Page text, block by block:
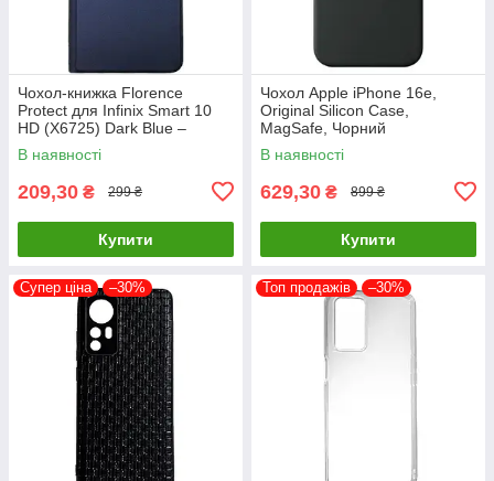
Чохол-книжка Florence
Protect для Infinix Smart 10
HD (X6725) Dark Blue –
стильний та надійний захист
смартфона з магнітно
В наявності
209,30 ₴ 299 ₴
Купити
Чохол Apple iPhone 16e,
Original Silicon Case,
MagSafe, Чорний
В наявності
629,30 ₴ 899 ₴
Купити
Супер ціна –30% Топ продажів –30%